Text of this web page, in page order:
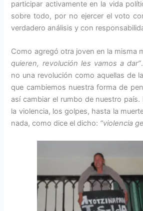
participar activamente en la vida
sobre todo, por no ejercer el voto
verdadero análisis y con
Como agregó otra joven en la misma
quieren, revolución les vamos a dar”
no una revolución como aquellas de
que cambiemos nuestra forma de
así cambiar el rumbo de nuestro país.
la violencia, los golpes, hasta la
nada, como dice el dicho: “violencia